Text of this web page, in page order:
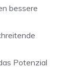
bessere
Potenzial